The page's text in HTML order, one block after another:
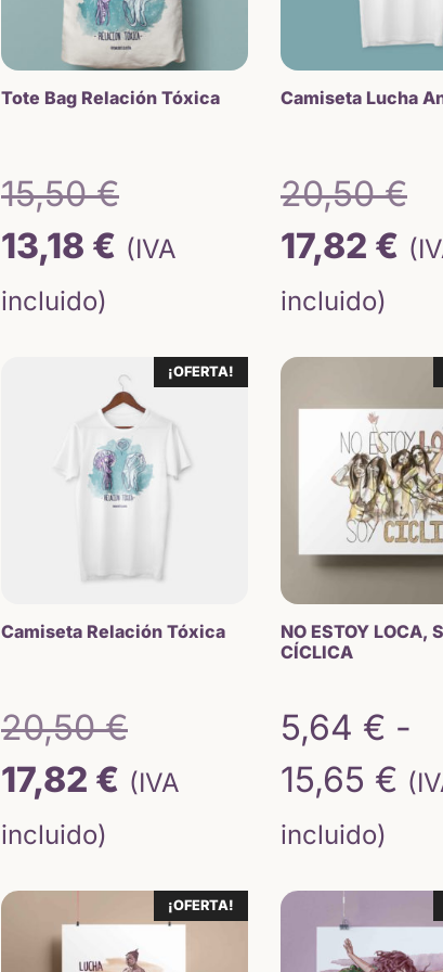
Tote Bag Relación Tóxica
15,50€
precio
era:
15,50 €.
13,18 € El
actual
es:
13,18 €.
(IVA
incluido)
Camiseta Lucha
20,50€
17,82 € El
incluido)
¡OFERTA!
Camiseta Relación Tóxica
20,50€
precio
era:
20,50 €.
17,82 € El
actual
es:
(IVA
incluido)
NO ESTOY LOCA,
CÍCLICA
5,64 € -
15,65 €
incluido)
¡OFERTA!